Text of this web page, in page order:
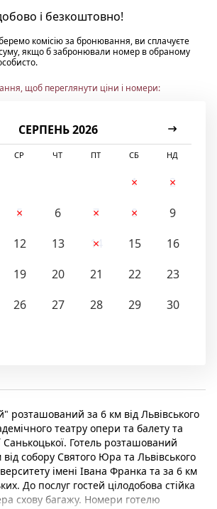
і безкоштовно!
комісію за бронювання, ви сплачуєте
якщо б забронювали номер в обраному
щоб переглянути ціни і номери:
СЕРПЕНЬ 2026
СР ЧТ ПТ СБ НД
1
2
5 6 7 8
9
12 13 14 15
16
19 20 21 22
23
26 27 28 29
30
розташований за 6 км від Львівського
театру опери та балету та
Санькоцької. Готель розташований
собору Святого Юра та Львівського
імені Івана Франка та за 6 км
До послуг гостей цілодобова стійка
схову багажу. Номери готелю